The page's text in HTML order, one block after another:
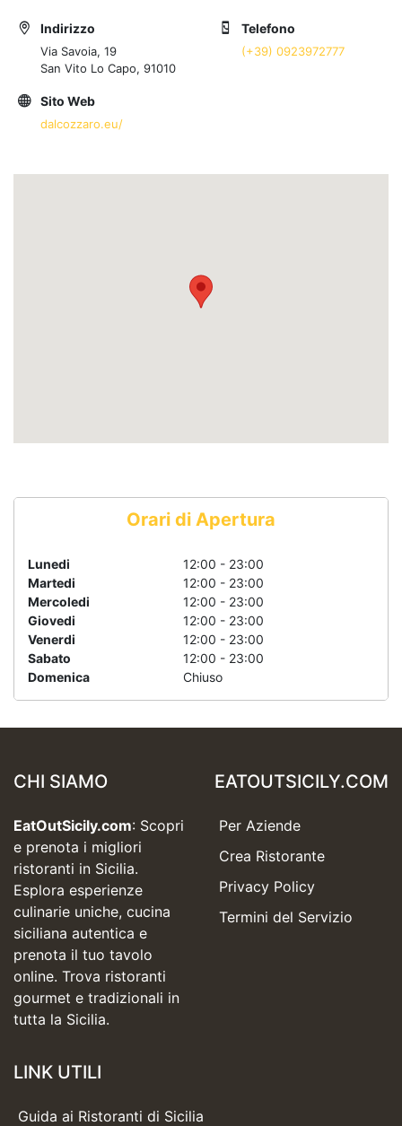
Indirizzo
Via Savoia, 19
San Vito Lo Capo, 91010
Telefono
(+39) 0923972777
Sito Web
dalcozzaro.eu/
Orari di Apertura
Lunedi
12:00 - 23:00
Martedi
12:00 - 23:00
Mercoledi
12:00 - 23:00
Giovedi
12:00 - 23:00
Venerdi
12:00 - 23:00
Sabato
12:00 - 23:00
Domenica
Chiuso
CHI SIAMO
EatOutSicily.com: Scopri
e prenota i migliori
ristoranti in Sicilia.
Esplora esperienze
culinarie uniche, cucina
siciliana autentica e
prenota il tuo tavolo
online. Trova ristoranti
gourmet e tradizionali in
tutta la Sicilia.
EATOUTSICILY.COM
Per Aziende
Crea Ristorante
Privacy Policy
Termini del Servizio
LINK UTILI
Guida ai Ristoranti di Sicilia